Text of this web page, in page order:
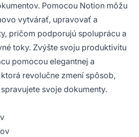
Pomocou Notion môžu
vytvárať, upravovať a
pričom podporujú spoluprácu a
toky. Zvýšte svoju produktivitu
pomocou elegantnej a
revolučne zmení spôsob,
svoje dokumenty.